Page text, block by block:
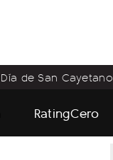
Día de San Cayetano
RatingCero